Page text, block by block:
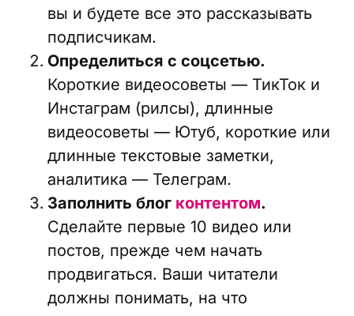
вы и будете все это рассказывать
подписчикам.
Определиться с соцсетью.
Короткие видеосоветы — ТикТок и
Инстаграм (рилсы), длинные
видеосоветы — Ютуб, короткие или
длинные текстовые заметки,
аналитика — Телеграм.
Заполнить блог контентом.
Сделайте первые 10 видео или
постов, прежде чем начать
продвигаться. Ваши читатели
должны понимать, на что